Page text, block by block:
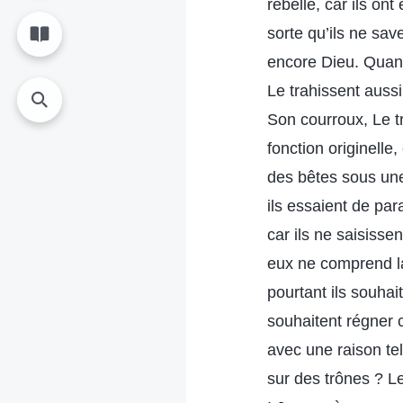
rebelle, car ils ont
sorte qu’ils ne
encore Dieu.
Le trahissent
Son courroux, Le
fonction originelle,
des bêtes sous
ils essaient de
car ils ne
eux ne comprend
pourtant ils
souhaitent régner
avec une raison
sur des trônes ?